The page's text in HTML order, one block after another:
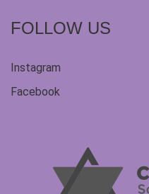
FOLLOW US
Instagram
Facebook